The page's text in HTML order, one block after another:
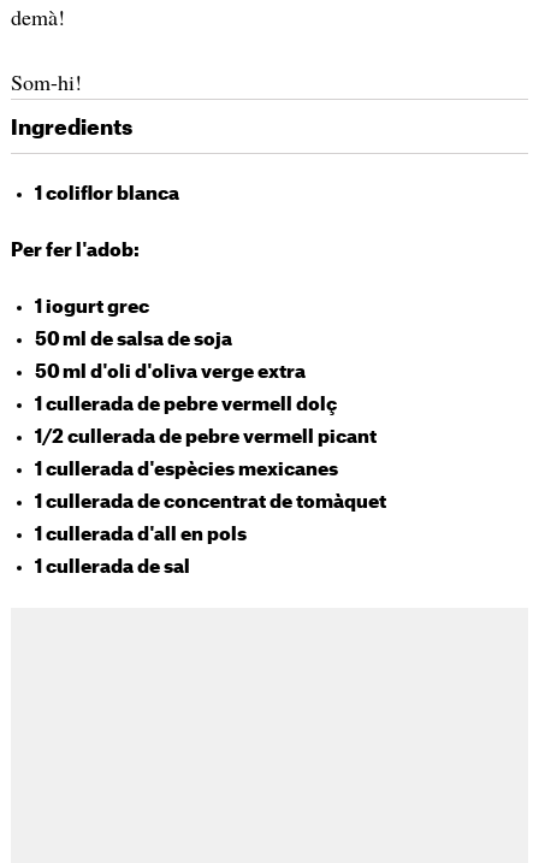
demà!
Som-hi!
Ingredients
1 coliflor blanca
Per fer l'adob:
1 iogurt grec
50 ml de salsa de soja
50 ml d'oli d'oliva verge extra
1 cullerada de pebre vermell dolç
1/2 cullerada de pebre vermell picant
1 cullerada d'espècies mexicanes
1 cullerada de concentrat de tomàquet
1 cullerada d'all en pols
1 cullerada de sal